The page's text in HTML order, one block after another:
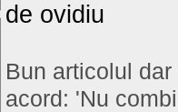
de ovidiu
Bun articolul
acord: 'Nu